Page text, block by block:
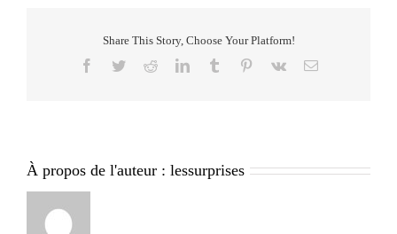
Share This Story, Choose Your Platform!
Facebook
TwitterRedditLinkedInTumblr Pinterest
Vk Email
À propos de l'auteur : lessurprises